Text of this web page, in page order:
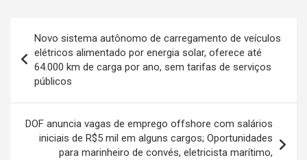
de
Post
Novo sistema autônomo de carregamento de veículos
elétricos alimentado por energia solar, oferece até
64.000 km de carga por ano, sem tarifas de serviços
públicos
DOF anuncia vagas de emprego offshore com salários
iniciais de R$5 mil em alguns cargos; Oportunidades
para marinheiro de convés, eletricista marítimo,